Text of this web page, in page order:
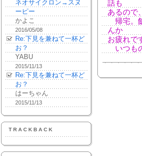
ネオサイクロン→スヌ
ーピー
かよこ
2016/05/08
Re:下見を兼ねて一杯ど
お？
YABU
2015/11/13
Re:下見を兼ねて一杯ど
お？
はーちゃん
2015/11/13
TRACKBACK
話も
あるので
帰宅。
んか
お疲れで
いつも